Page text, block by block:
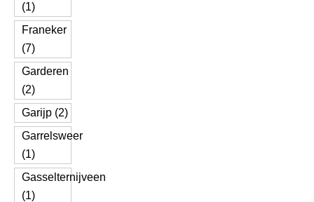
(1)
Franeker
(7)
Garderen
(2)
Garijp (2)
Garrelsweer
(1)
Gasselternijveen
(1)